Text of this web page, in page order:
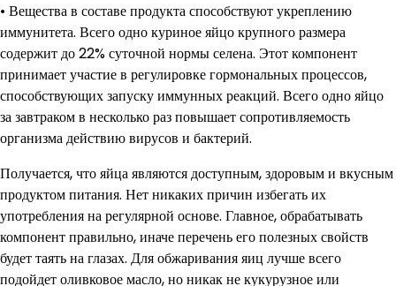
• Вещества в составе продукта способствуют укреплению
иммунитета. Всего одно куриное яйцо крупного размера
содержит до 22% суточной нормы селена. Этот компонент
принимает участие в регулировке гормональных процессов,
способствующих запуску иммунных реакций. Всего одно яйцо
за завтраком в несколько раз повышает сопротивляемость
организма действию вирусов и бактерий.
Получается, что яйца являются доступным, здоровым и вкусным
продуктом питания. Нет никаких причин избегать их
употребления на регулярной основе. Главное, обрабатывать
компонент правильно, иначе перечень его полезных свойств
будет таять на глазах. Для обжаривания яиц лучше всего
подойдет оливковое масло, но никак не кукурузное или